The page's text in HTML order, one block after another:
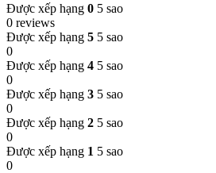
Được xếp hạng 0 5 sao
0 reviews
Được xếp hạng 5 5 sao
0
Được xếp hạng 4 5 sao
0
Được xếp hạng 3 5 sao
0
Được xếp hạng 2 5 sao
0
Được xếp hạng 1 5 sao
0